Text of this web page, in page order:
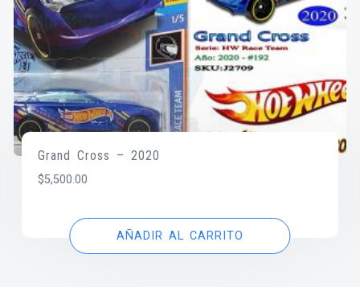
Grand Cross – 2020
$5,500.00
AÑADIR AL CARRITO